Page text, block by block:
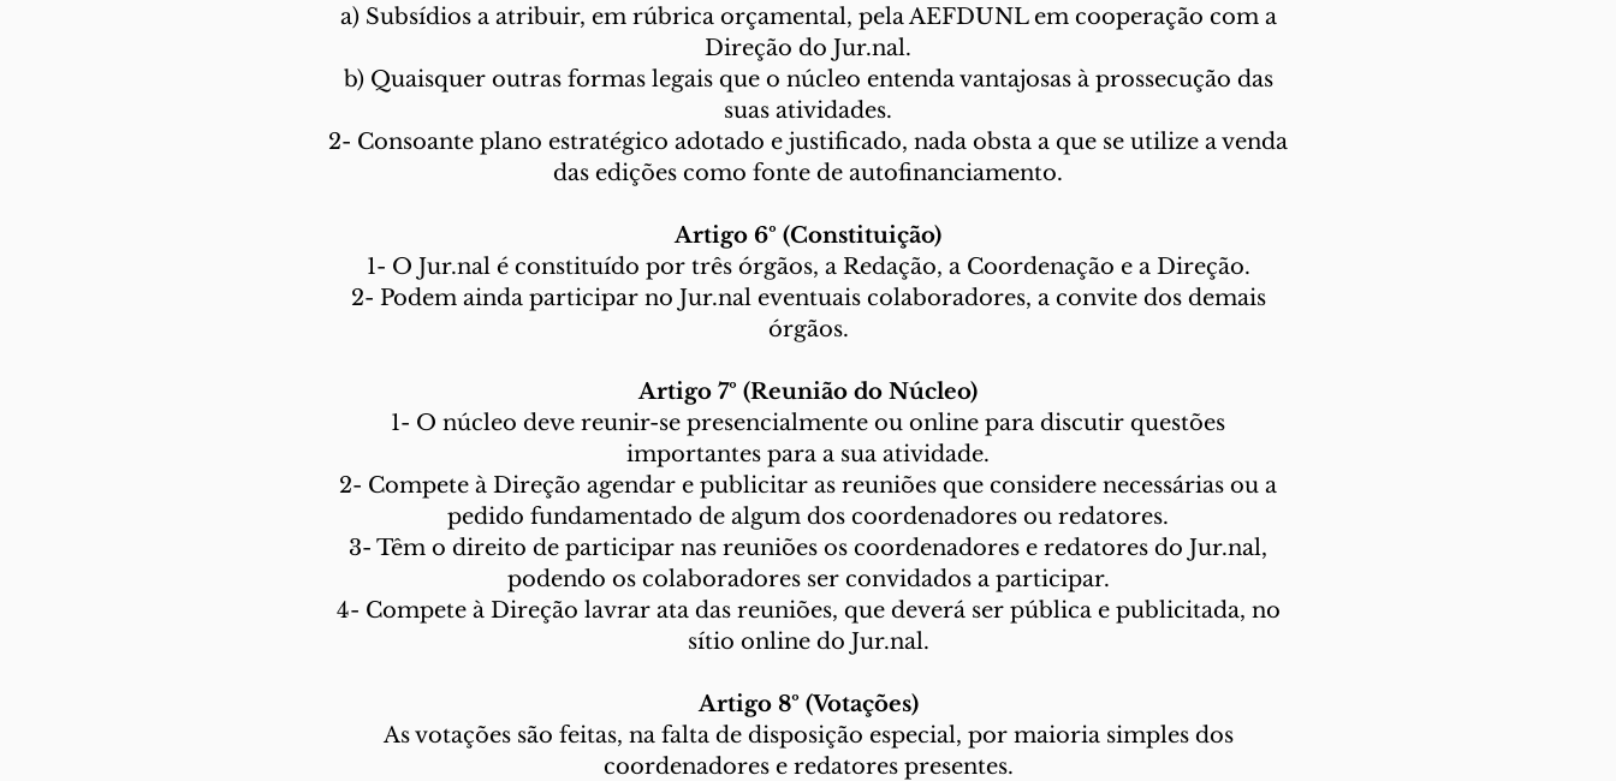
a) Subsídios a atribuir, em rúbrica orçamental, pela AEFDUNL em cooperação com a
Direção do Jur.nal.
b) Quaisquer outras formas legais que o núcleo entenda vantajosas à prossecução das
suas atividades.
2- Consoante plano estratégico adotado e justificado, nada obsta a que se utilize a venda
das edições como fonte de autofinanciamento.
Artigo 6º (Constituição)
1- O Jur.nal é constituído por três órgãos, a Redação, a Coordenação e a Direção.
2- Podem ainda participar no Jur.nal eventuais colaboradores, a convite dos demais
órgãos.
Artigo 7º (Reunião do Núcleo)
1- O núcleo deve reunir-se presencialmente ou online para discutir questões
importantes para a sua atividade.
2- Compete à Direção agendar e publicitar as reuniões que considere necessárias ou a
pedido fundamentado de algum dos coordenadores ou redatores.
3- Têm o direito de participar nas reuniões os coordenadores e redatores do Jur.nal,
podendo os colaboradores ser convidados a participar.
4- Compete à Direção lavrar ata das reuniões, que deverá ser pública e publicitada, no
sítio online do Jur.nal.
Artigo 8º (Votações)
As votações são feitas, na falta de disposição especial, por maioria simples dos
coordenadores e redatores presentes.